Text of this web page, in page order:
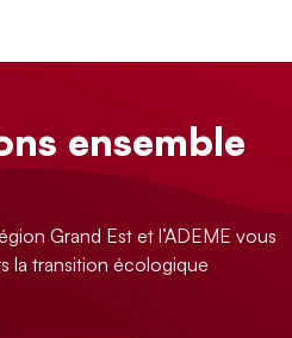
ensemble
Grand Est et l’ADEME vous
la transition écologique